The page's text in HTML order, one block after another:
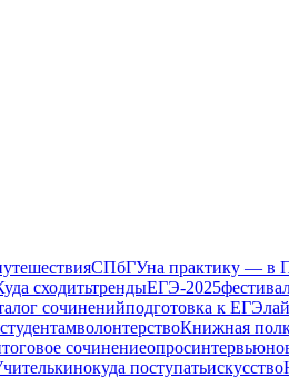
СПбГУна практику — в
сходитьтрендыЕГЭ-2025
сочиненийподготовка к ЕГЭ
студентамволонтерствоКнижная
сочинениеопросинтервью
кинокуда поступатьискусство